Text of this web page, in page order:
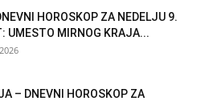
HOROSKOP ZA NEDELJU 9.
UMESTO MIRNOG KRAJA...
– DNEVNI HOROSKOP ZA